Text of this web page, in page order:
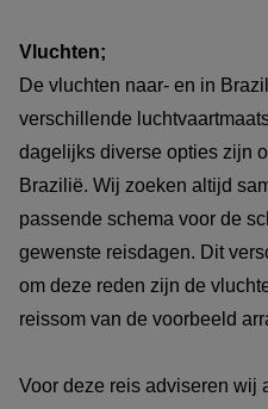
Vluchten;
De vluchten naar- en in
verschillende
dagelijks diverse opties zijn
Brazilië. Wij zoeken altijd
passende schema voor de
gewenste reisdagen. Dit
om deze reden zijn de
reissom van de voorbeeld
Voor deze reis adviseren wij